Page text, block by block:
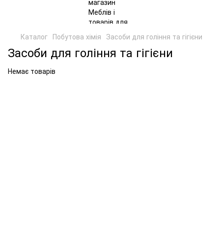
Каталог Побутова хімія Засоби для гоління та гігієни
Засоби для гоління та гігієни
Немає товарів